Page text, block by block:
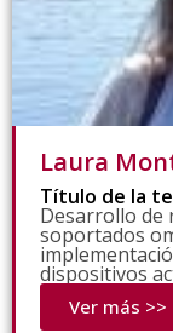
Laura
Título de la
Desarrollo de
soportados
dispositivos
Ver más >>